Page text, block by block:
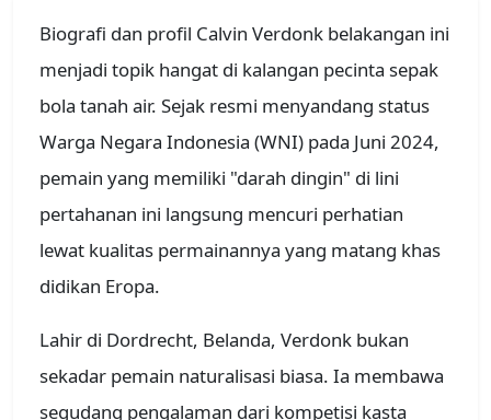
Biografi dan profil Calvin Verdonk belakangan ini
menjadi topik hangat di kalangan pecinta sepak
bola tanah air. Sejak resmi menyandang status
Warga Negara Indonesia (WNI) pada Juni 2024,
pemain yang memiliki "darah dingin" di lini
pertahanan ini langsung mencuri perhatian
lewat kualitas permainannya yang matang khas
didikan Eropa.
Lahir di Dordrecht, Belanda, Verdonk bukan
sekadar pemain naturalisasi biasa. Ia membawa
segudang pengalaman dari kompetisi kasta